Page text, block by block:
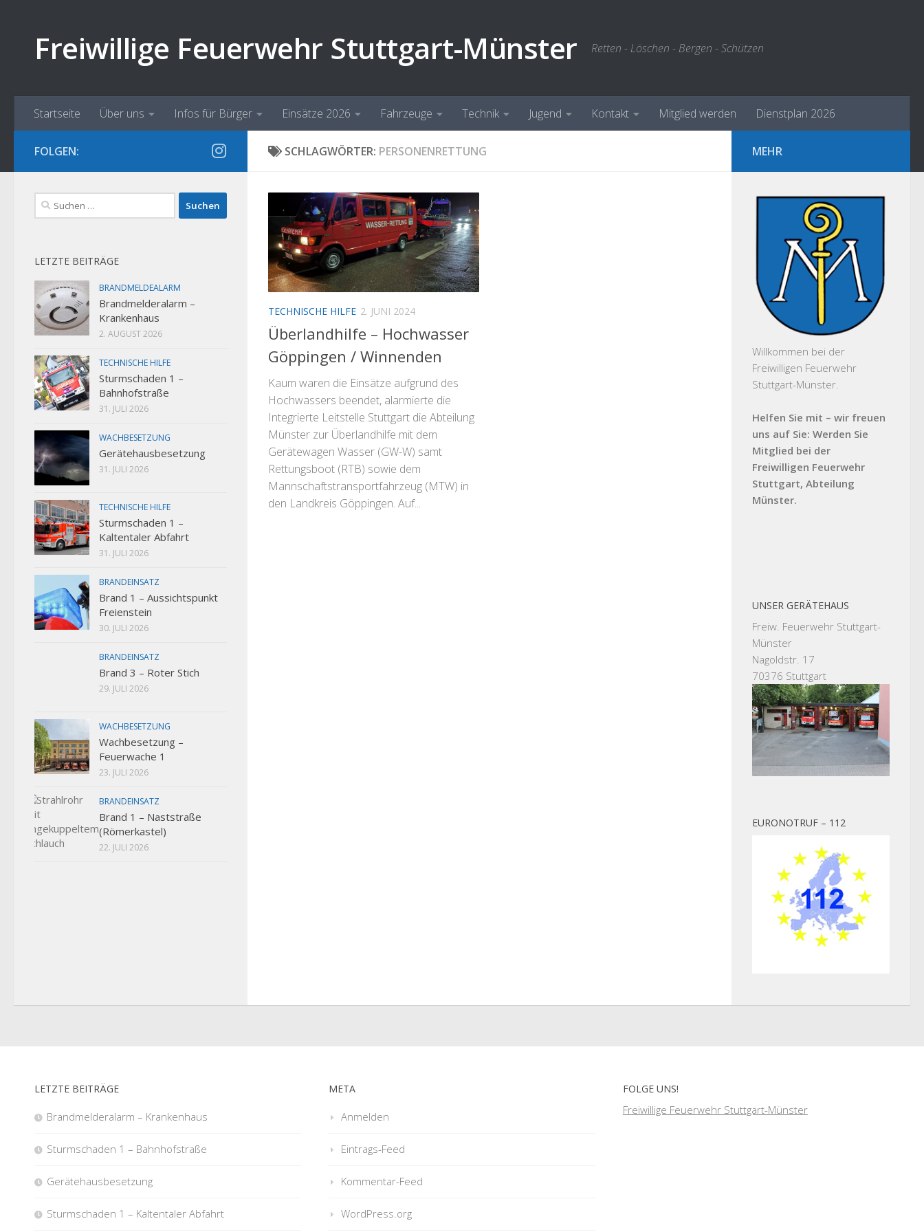
Freiwillige Feuerwehr Stuttgart-Münster Retten - Löschen - Bergen - Schützen
Startseite Über uns Infos für Bürger Einsätze 2026 Fahrzeuge Technik Jugend Kontakt Mitglied werden Dienstplan 2026
SCHLAGWÖRTER: PERSONENRETTUNG
TECHNISCHE HILFE 2. JUNI 2024
Überlandhilfe – Hochwasser
Göppingen / Winnenden
Kaum waren die Einsätze aufgrund des
Hochwassers beendet, alarmierte die
Integrierte Leitstelle Stuttgart die Abteilung
Münster zur Überlandhilfe mit dem
Gerätewagen Wasser (GW-W) samt
Rettungsboot (RTB) sowie dem
Mannschaftstransportfahrzeug (MTW) in
den Landkreis Göppingen. Auf...
FOLGEN:
Suchen
nach:
LETZTE BEITRÄGE
BRANDMELDEALARM
Brandmelderalarm –
Krankenhaus
2. AUGUST 2026
TECHNISCHE HILFE
Sturmschaden 1 –
Bahnhofstraße
31. JULI 2026
WACHBESETZUNG
Gerätehausbesetzung
31. JULI 2026
TECHNISCHE HILFE
Sturmschaden 1 –
Kaltentaler Abfahrt
31. JULI 2026
BRANDEINSATZ
Brand 1 – Aussichtspunkt
Freienstein
30. JULI 2026
BRANDEINSATZ
Brand 3 – Roter Stich
29. JULI 2026
WACHBESETZUNG
Wachbesetzung –
Feuerwache 1
23. JULI 2026
BRANDEINSATZ
Brand 1 – Naststraße
(Römerkastel)
22. JULI 2026
MEHR
Willkommen bei der
Freiwilligen Feuerwehr
Stuttgart-Münster.
Helfen Sie mit – wir freuen
uns auf Sie: Werden Sie
Mitglied bei der
Freiwilligen Feuerwehr
Stuttgart, Abteilung
Münster.
UNSER GERÄTEHAUS
Freiw. Feuerwehr Stuttgart-
Münster
Nagoldstr. 17
70376 Stuttgart
EURONOTRUF – 112
LETZTE BEITRÄGE
Brandmelderalarm – Krankenhaus
Sturmschaden 1 – Bahnhofstraße
Gerätehausbesetzung
Sturmschaden 1 – Kaltentaler Abfahrt
META
Anmelden
Eintrags-Feed
Kommentar-Feed
WordPress.org
FOLGE UNS!
Freiwillige Feuerwehr Stuttgart-Münster